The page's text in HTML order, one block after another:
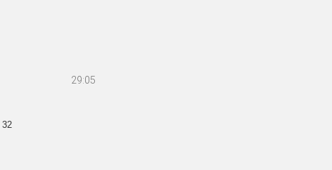
29:05
32